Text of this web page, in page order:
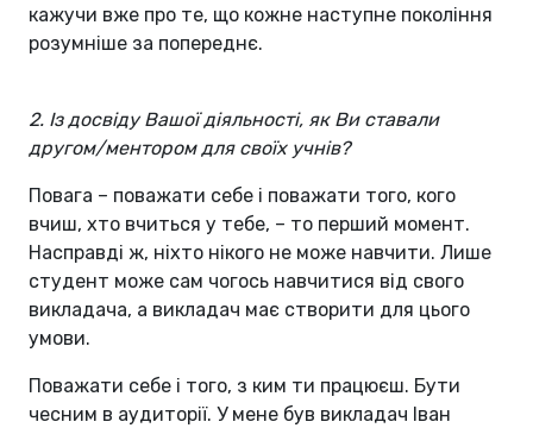
кажучи вже про те, що кожне наступне покоління
розумніше за попереднє.
2. Із досвіду Вашої діяльності, як Ви ставали
другом/ментором для своїх учнів?
Повага – поважати себе і поважати того, кого
вчиш, хто вчиться у тебе, – то перший момент.
Насправді ж, ніхто нікого не може навчити. Лише
студент може сам чогось навчитися від свого
викладача, а викладач має створити для цього
умови.
Поважати себе і того, з ким ти працюєш. Бути
чесним в аудиторії. У мене був викладач Іван